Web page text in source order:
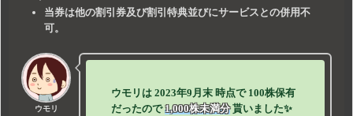
当券は他の割引券及び割引特典並びにサービスとの併用不
可。
ウモリ
ウモリは2023年9月末 時点で 100株保有
だったので1,000株未満分貰いました✨